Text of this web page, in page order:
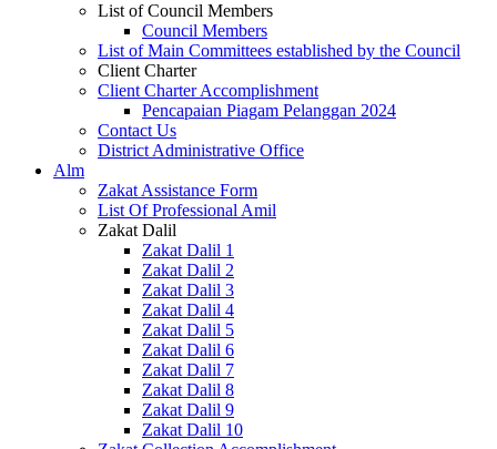
List of Council Members
Council Members
List of Main Committees established by the Council
Client Charter
Client Charter Accomplishment
Pencapaian Piagam Pelanggan 2024
Contact Us
District Administrative Office
Alm
Zakat Assistance Form
List Of Professional Amil
Zakat Dalil
Zakat Dalil 1
Zakat Dalil 2
Zakat Dalil 3
Zakat Dalil 4
Zakat Dalil 5
Zakat Dalil 6
Zakat Dalil 7
Zakat Dalil 8
Zakat Dalil 9
Zakat Dalil 10